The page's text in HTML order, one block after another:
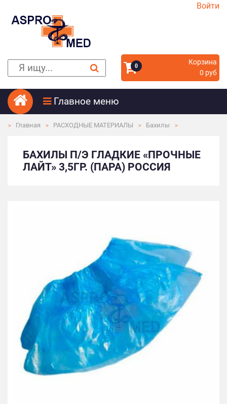
Войти
0
Корзина
0 руб
Главное меню
Главная РАСХОДНЫЕ МАТЕРИАЛЫ Бахилы
БАХИЛЫ П/Э ГЛАДКИЕ «ПРОЧНЫЕ
ЛАЙТ» 3,5ГР. (ПАРА) РОССИЯ